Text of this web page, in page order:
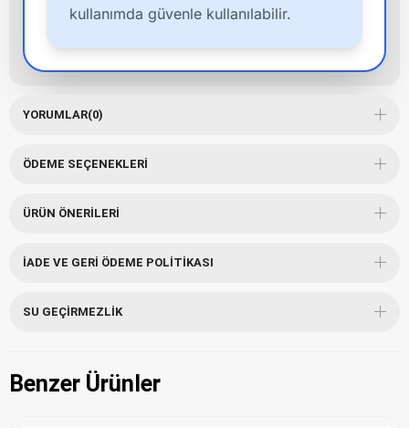
kullanımda güvenle kullanılabilir.
YORUMLAR(0)
ÖDEME SEÇENEKLERI
ÜRÜN ÖNERILERI
İADE VE GERI ÖDEME POLITIKASI
SU GEÇIRMEZLIK
Benzer Ürünler